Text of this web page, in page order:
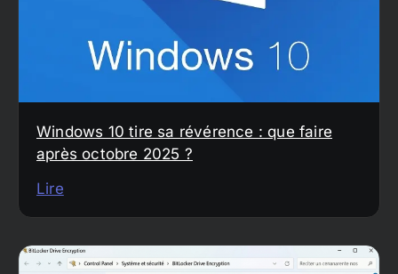
Windows 10 tire sa révérence : que faire
après octobre 2025 ?
Lire